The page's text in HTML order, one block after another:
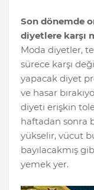
Son dönemde
diyetlere karşı
Moda diyetler,
sürece karşı
yapacak diyet
ve hasar
diyeti erişkin
haftadan sonra
yükselir, vücut
bayılacakmış
yemek yer.